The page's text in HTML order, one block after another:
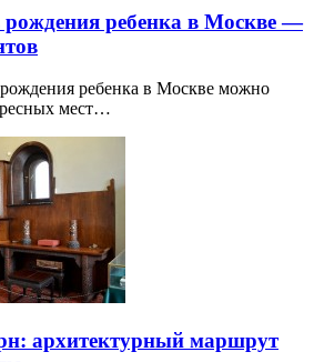
рождения ребенка в Москве —
ребенка в Москве можно
мест…
архитектурный маршрут